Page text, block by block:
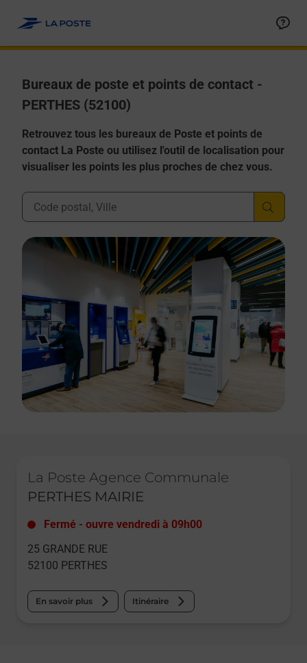
Bureaux de poste et points de contact -
PERTHES (52100)
Retrouvez tous les bureaux de Poste et points de
contact La Poste ou utilisez l'outil de localisation pour
visualiser les points les plus proches de chez vous.
Ville, Département, Code Postal
La Poste Agence Communale
PERTHES MAIRIE
Fermé - ouvre vendredi à 09h00
25 GRANDE RUE
52100 PERTHES
En savoir plus Itinéraire